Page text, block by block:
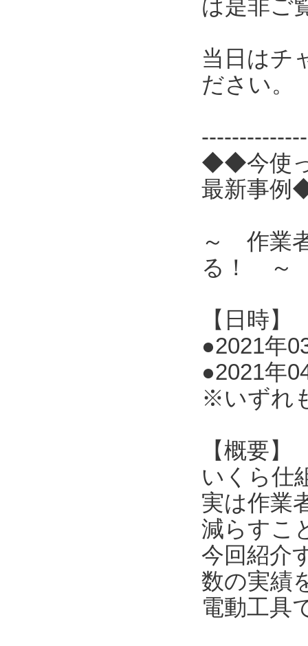
は是非ご
当日はチ
ださい。
◆◆今使っ
最新事
～ 作業
る！ ～
【日時】
●2021年
●2021年
※いずれ
【概要】
いくら仕
実は作業
減らすこ
今回紹介
数の実績
電動工具